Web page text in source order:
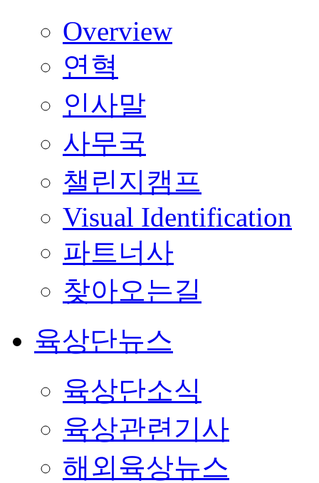
Overview
연혁
인사말
사무국
챌린지캠프
Visual Identification
파트너사
찾아오는길
육상단뉴스
육상단소식
육상관련기사
해외육상뉴스